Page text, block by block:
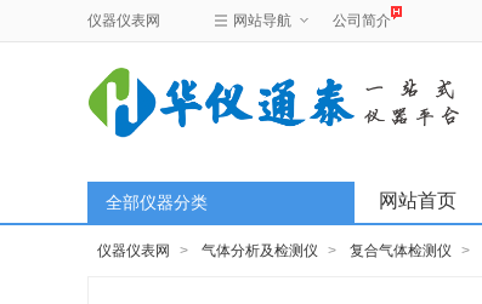
仪器仪表网 网站导航 公司简介
网站首页
全部仪器分类
仪器仪表网 > 气体分析及检测仪 > 复合气体检测仪 >